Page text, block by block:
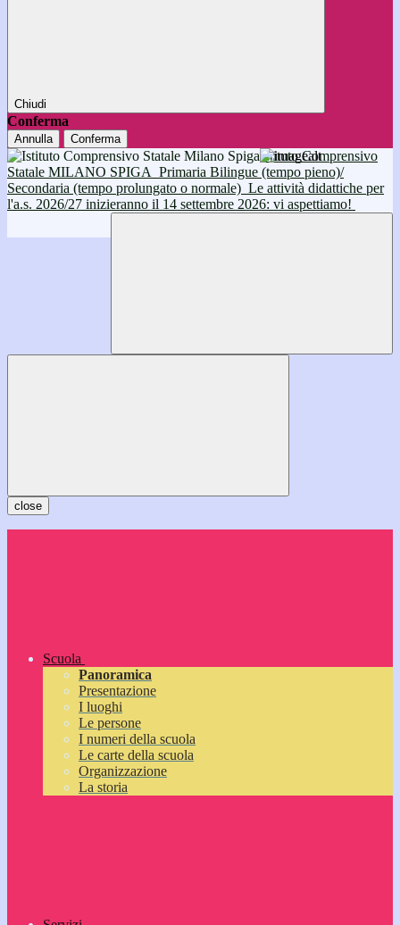
Chiudi
Conferma
Annulla Conferma
Istituto Comprensivo
Statale MILANO SPIGA Primaria Bilingue (tempo pieno)/
Secondaria (tempo prolungato o normale) Le attività didattiche per
l'a.s. 2026/27 inizieranno il 14 settembre 2026: vi aspettiamo!
close
Scuola
Panoramica
Presentazione
I luoghi
Le persone
I numeri della scuola
Le carte della scuola
Organizzazione
La storia